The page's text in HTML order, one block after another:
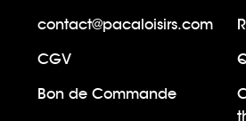
contact@pacaloisirs.com
CGV
Bon de Commande